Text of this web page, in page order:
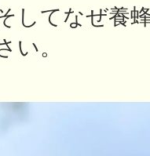
してなぜ養
い。